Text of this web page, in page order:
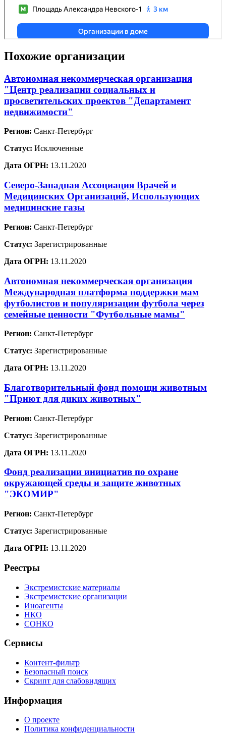
Похожие организации
Автономная некоммерческая организация
"Центр реализации социальных и
просветительских проектов "Департамент
недвижимости"
Регион: Санкт-Петербург
Статус: Исключенные
Дата ОГРН: 13.11.2020
Северо-Западная Ассоциация Врачей и
Медицинских Организаций, Использующих
медицинские газы
Регион: Санкт-Петербург
Статус: Зарегистрированные
Дата ОГРН: 13.11.2020
Автономная некоммерческая организация
Международная платформа поддержки мам
футболистов и популяризации футбола через
семейные ценности "Футбольные мамы"
Регион: Санкт-Петербург
Статус: Зарегистрированные
Дата ОГРН: 13.11.2020
Благотворительный фонд помощи животным
"Приют для диких животных"
Регион: Санкт-Петербург
Статус: Зарегистрированные
Дата ОГРН: 13.11.2020
Фонд реализации инициатив по охране
окружающей среды и защите животных
"ЭКОМИР"
Регион: Санкт-Петербург
Статус: Зарегистрированные
Дата ОГРН: 13.11.2020
Реестры
Экстремистские материалы
Экстремистские организации
Иноагенты
НКО
СОНКО
Сервисы
Контент-фильтр
Безопасный поиск
Скрипт для слабовидящих
Информация
О проекте
Политика конфиденциальности